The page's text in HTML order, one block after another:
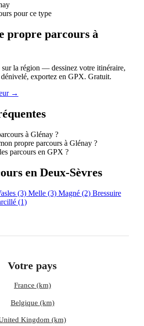
pour ce type
propre parcours à
sur la région — dessinez votre itinéraire,
exportez en GPX. Gratuit.
→
à Glénay ?
propre parcours à Glénay ?
parcours en GPX ?
en Deux-Sèvres
(3) Melle (3) Magné (2) Bressuire
(1)
Votre pays
France (km)
Belgique (km)
Kingdom (km)